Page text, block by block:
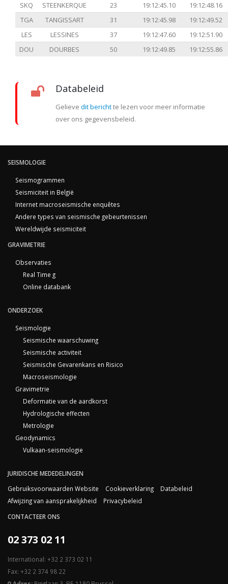
SKQ
STEENKERQUE 23 19:12:45.10
19:12:48.16
TGA
TANGISSART 31 19:12:45.98
19:12:49.52
LES
LESSINES 37 19:12:47.60
19:12:51.90
DOU
DOURBES 50 19:12:49.85 19:12:55.86
Databeleid
Gelieve dit berichtte lezen voor meer informatie
over ons gegevensbeleid.
SEISMOLOGIE
Seismogrammen
Seismiciteit in België
Internet macroseismische enquêtes
Andere types van seismische gebeurtenissen
Wereldwijde seismiciteit
GRAVIMETRIE
Observaties
Real Time g
Online databank
ONDERZOEK
Seismologie
Seismische waarschuwing
Seismische activiteit
Seismische Gevarenkans en Risico
Macroseismologie
Gravimetrie
Deformatie van de aardkorst
Hydrologische effecten
Metrologie
Geodynamics
Vulkaan-seismologie
JURIDISCHE MEDEDELINGEN
Gebruiksvoorwaarden Website
Cookieverklaring
Databeleid
Afwijzing van aansprakelijkheid
Privacybeleid
CONTACTEER ONS
02 373 02 11
International: +32 2 373 02 11
Fax: +32 2 374 98 22